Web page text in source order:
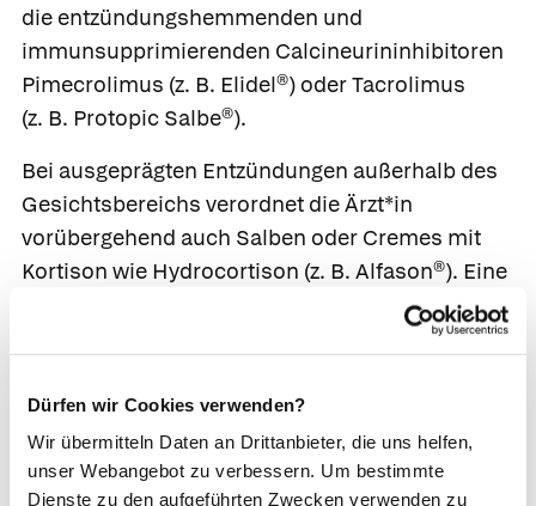
Dürfen wir Cookies verwenden?
Wir übermitteln Daten an Drittanbieter, die uns helfen,
unser Webangebot zu verbessern. Um bestimmte
Dienste zu den aufgeführten Zwecken verwenden zu
die entzündungshemmenden und
immunsupprimierenden Calcineurininhibitoren
Pimecrolimus (z. B. Elidel®) oderTacrolimus
(z. B. Protopic Salbe®).
Bei ausgeprägten Entzündungen außerhalb des
Gesichtsbereichs verordnet die Ärzt*in
vorübergehend auch Salben oder Cremes mit
Kortison wie Hydrocortison (z. B. Alfason®). Eine
starke Schuppenbildung macht den Einsatz von
Präparaten erforderlich, die Keratolytika wie
Fällen kann die Einnahme vonKortison oder
Tetrazyklin helfen. Kortison darf aufgrund der